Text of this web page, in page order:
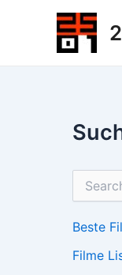
h
n
Beste
Filme